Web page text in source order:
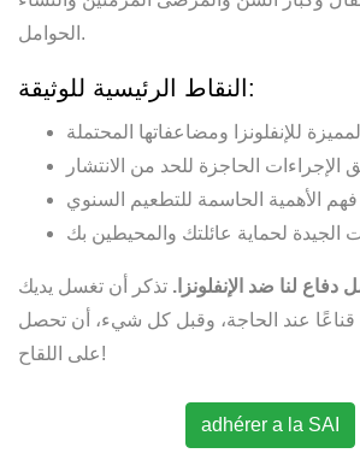
الحوامل.
النقاط الرئيسية للوثيقة:
للإنفلونزا ومضاعفاتها المحتملة
الإجراءات الحاجزة للحد من الانتشار
فهم الأهمية الحاسمة للتطعيم السنوي
الجيدة لحماية عائلتك والمحيطين بك
دفاع لنا ضد الإنفلونزا. تذكر أن تغسل يديك
قناعًا عند الحاجة، وقبل كل شيء، أن تحصل
على اللقاح!
adhérer a la SAI